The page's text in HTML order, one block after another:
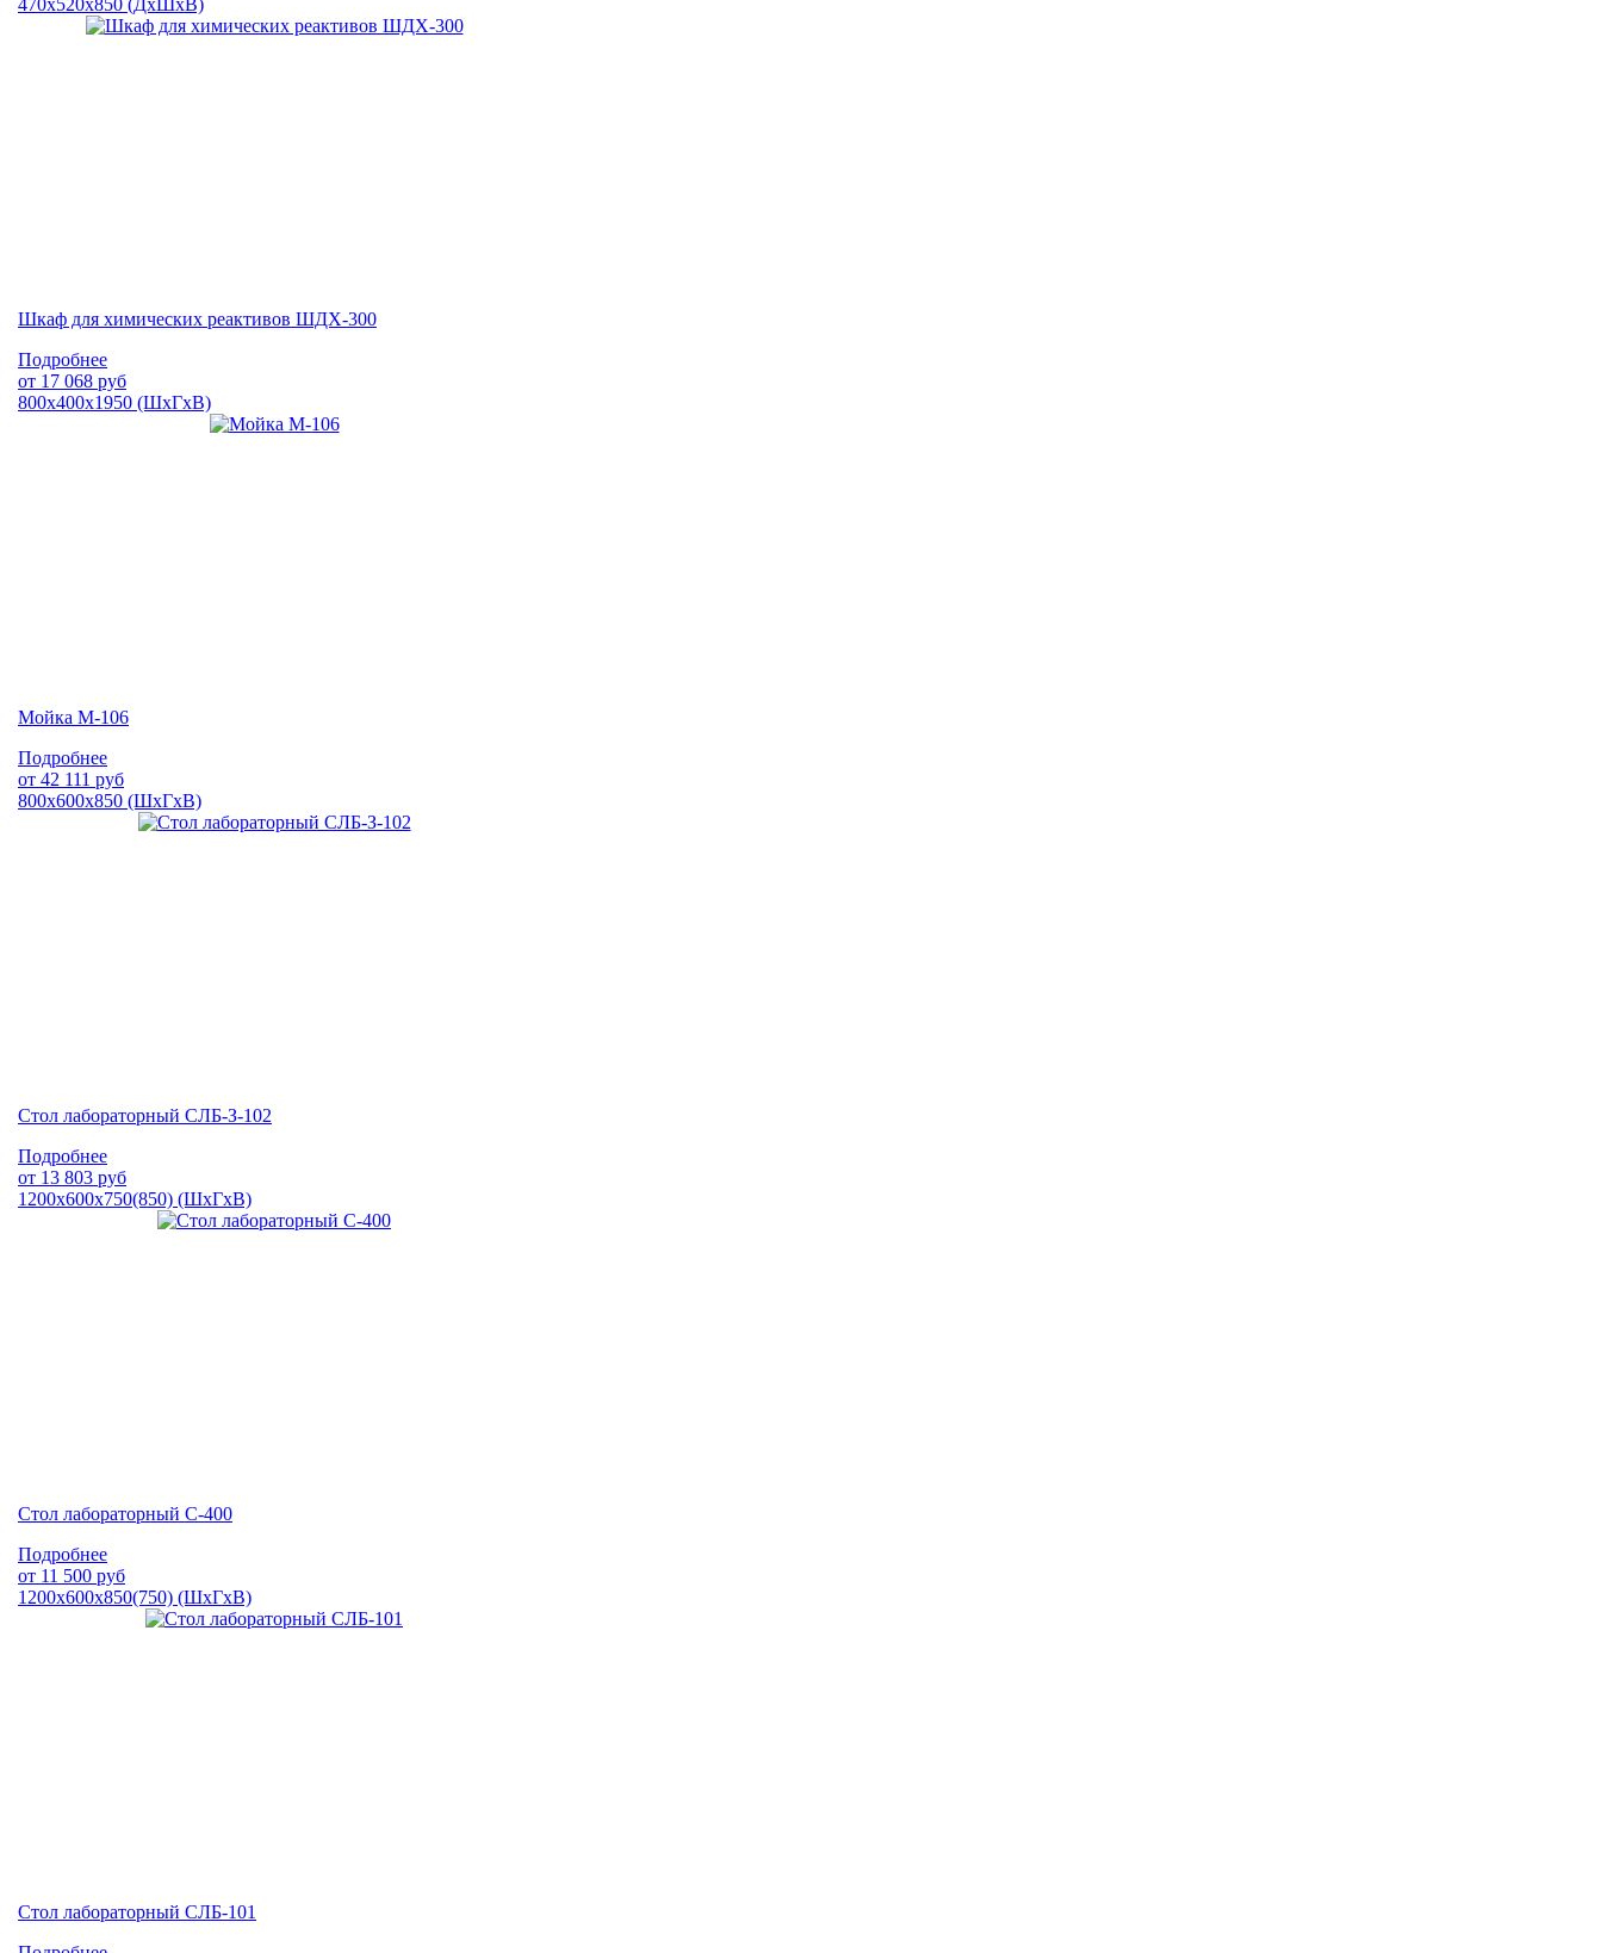
470х520х850 (ДхШхВ)
Шкаф для химических реактивов ШДХ-300
Подробнее
от 17 068 руб
800х400х1950 (ШхГхВ)
Мойка М-106
Подробнее
от 42 111 руб
800х600х850 (ШхГхВ)
Стол лабораторный СЛБ-З-102
Подробнее
от 13 803 руб
1200х600х750(850) (ШхГхВ)
Стол лабораторный С-400
Подробнее
от 11 500 руб
1200х600х850(750) (ШхГхВ)
Стол лабораторный СЛБ-101